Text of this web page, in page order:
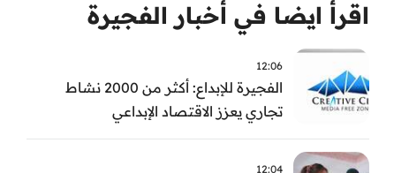
اقرأ ايضا في أخبار الفجيرة
12:06
الفجيرة للإبداع: أكثر من 2000 نشاط
تجاري يعزز الاقتصاد الإبداعي
12:04